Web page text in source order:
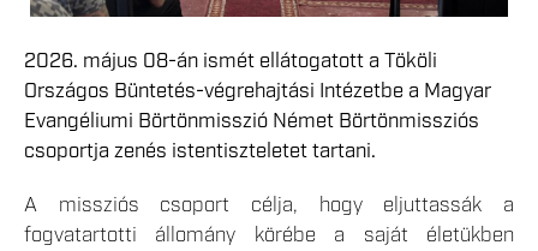
2026. május 08-án ismét ellátogatott a Tököli
Országos Büntetés-végrehajtási Intézetbe a Magyar
Evangéliumi Börtönmisszió Német Börtönmissziós
csoportja zenés istentiszteletet tartani.
A missziós csoport célja, hogy eljuttassák a
fogvatartotti állomány körébe a saját életükben